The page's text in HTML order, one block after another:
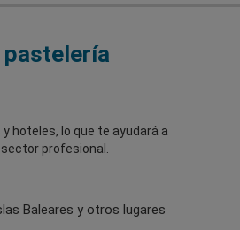
pastelería
hoteles, lo que te ayudará a
profesional.
Baleares y otros lugares